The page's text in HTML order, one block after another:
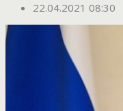
22.04.2021 08:30